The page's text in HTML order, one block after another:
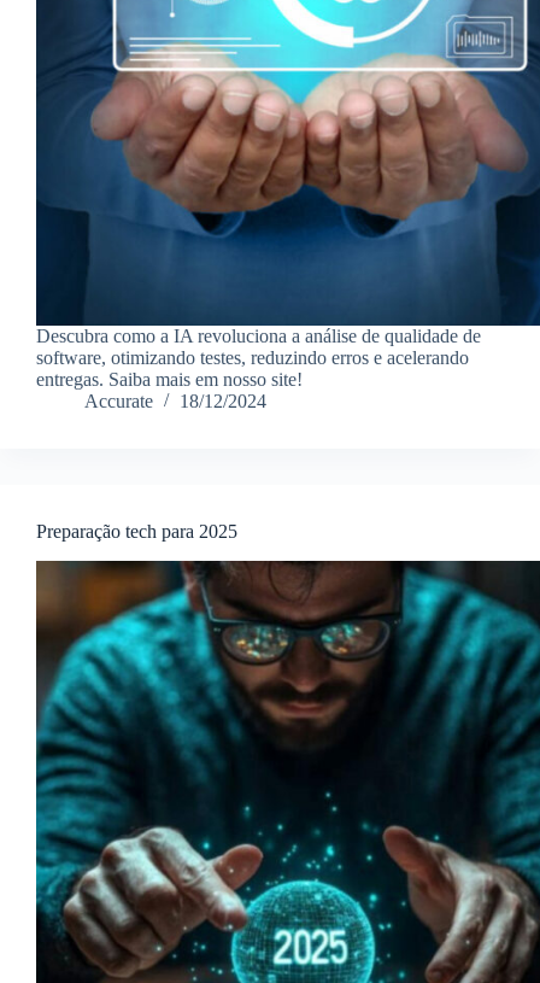
Descubra como a IA revoluciona a análise de qualidade de
software, otimizando testes, reduzindo erros e acelerando
entregas. Saiba mais em nosso site!
Accurate
18/12/2024
Preparação tech para 2025